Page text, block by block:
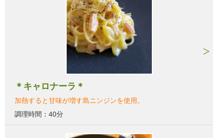
＊キャロナーラ＊
加熱すると甘味が増す島ニンジンを使用。
調理時間：40分